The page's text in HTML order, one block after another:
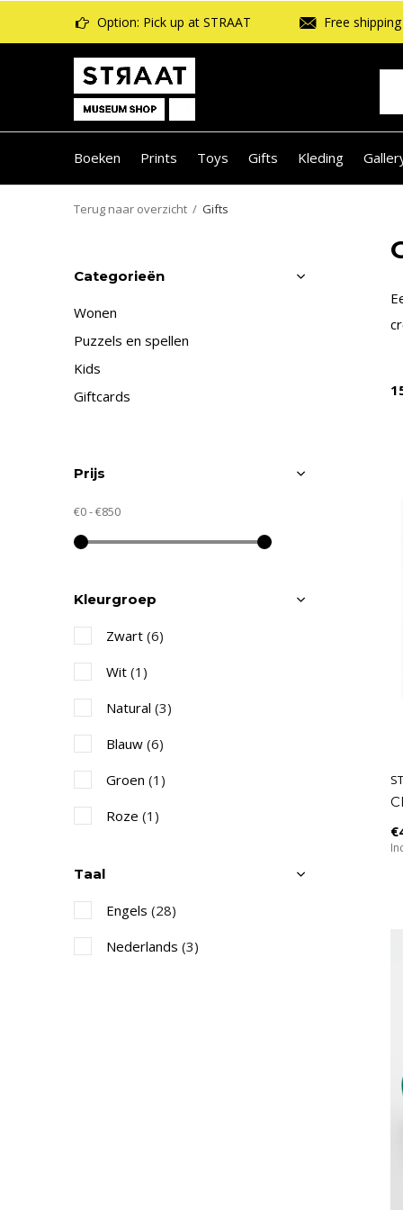
Boeken Prints Toys Gifts Kleding
Option: Pick up at STRAAT Free
Terug naar overzicht Gifts
Categorieën
Wonen
Puzzels en spellen
Kids
Giftcards
Prijs
€0-€850
Kleurgroep
Zwart (6)
Wit (1)
Natural (3)
Blauw (6)
Groen (1)
Roze (1)
Taal
Engels (28)
Nederlands (3)